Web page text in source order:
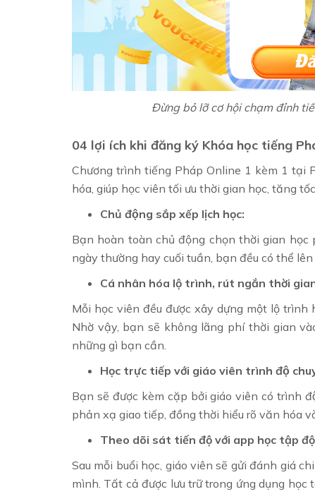
Đừng bỏ lỡ cơ hội chạm đỉnh
04 lợi ích khi đăng ký Khóa học tiếng
Chương trình tiếng Pháp Online 1 kèm 1 tại
hóa, giúp học viên tối ưu thời gian học, tăng
Chủ động sắp xếp lịch học:
Bạn hoàn toàn chủ động chọn thời gian
ngày thường hay cuối tuần, bạn đều có thể
Cá nhân hóa lộ trình, rút ngắn thời
Mỗi học viên đều được xây dựng một lộ
Nhờ vậy, bạn sẽ không lãng phí thời gian
những gì bạn cần.
Học trực tiếp với giáo viên trình độ
Bạn sẽ được kèm cặp bởi giáo viên có trình
phản xạ giao tiếp, đồng thời hiểu rõ văn hóa
Theo dõi sát tiến độ với app học tập
Sau mỗi buổi học, giáo viên sẽ gửi đánh giá
mình. Tất cả được lưu trữ trong ứng dụng học